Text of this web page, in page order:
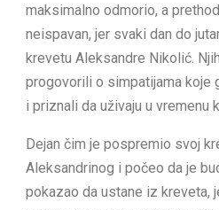
maksimalno odmorio, a
neispavan, jer svaki dan do
krevetu Aleksandre Nikolić.
progovorili o simpatijama koje
i priznali da uživaju u vremenu
Dejan čim je pospremio svoj
Aleksandrinog i počeo da je
pokazao da ustane iz kreveta,